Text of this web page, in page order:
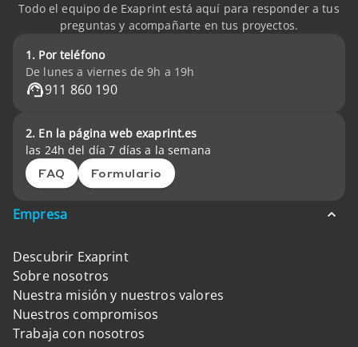
Todo el equipo de Exaprint está aquí para responder a tus
preguntas y acompañarte en tus proyectos.
1. Por teléfono
De lunes a viernes de 9h a 19h
911 860 190
2. En la página web exaprint.es
las 24h del día 7 días a la semana
FAQ Formulario
Empresa
Descubrir Exaprint
Sobre nosotros
Nuestra misión y nuestros valores
Nuestros compromisos
Trabaja con nosotros